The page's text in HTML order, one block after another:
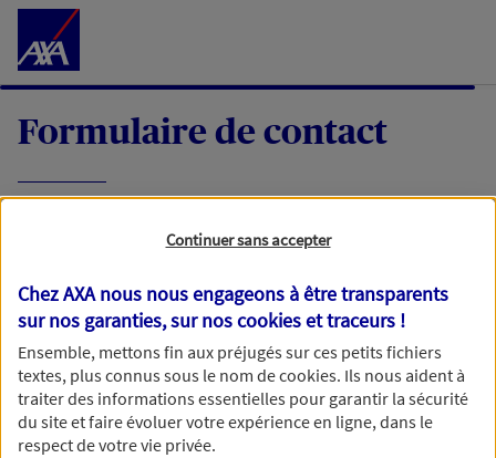
Accéder au Contenu
Formulaire de contact
demande, nous vous répondrons dans les
meilleurs délais par mail ou par téléphone.
Votre message :
Continuer sans accepter
Chez AXA nous nous engageons à être transparents
sur nos garanties, sur noscookies et traceurs !
Ensemble, mettons fin aux préjugés sur ces petits fichiers
textes, plus connus sous le nom decookies. Ils nous aident à
traiter des informations essentielles pour garantir la sécurité
du site et faire évoluer votre expérience en ligne, dans le
respect de votre vie privée.